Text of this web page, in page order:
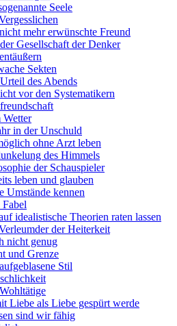
Seele
mehr erwünschte Freund
Gesellschaft der Denker
Sekten
des Abends
vor den Systematikern
Wetter
in der Unschuld
ohne Arzt leben
des Himmels
der Schauspieler
leben und glauben
Umstände kennen
idealistische Theorien raten lassen
der Heiterkeit
nicht genug
und Grenze
Stil
Liebe als Liebe gespürt werde
sind wir fähig